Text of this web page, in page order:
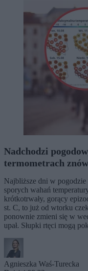
Nadchodzi
termometrach
Najbliższe dni w
sporych wahań
krótkotrwały, gorący
st. C, to już od wtorku
ponownie zmieni się w
upał. Słupki rtęci mogą
Agnieszka Waś-Turecka